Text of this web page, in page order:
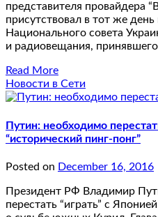
представителя провайдера
присутствовал в тот же день
Национального совета
и радиовещания,
Read More
Новости в Сети
Путин: необходимо
“исторический пинг-понг”
Posted on December 16, 2016
Президент РФ Владимир
перестать “играть” с